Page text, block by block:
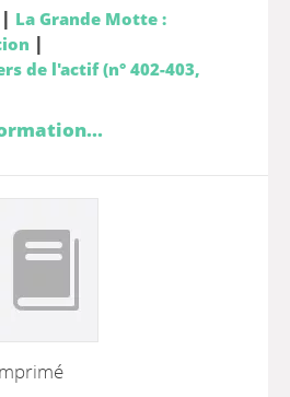
| La Grande Motte :
|
de l'actif (n° 402-403,